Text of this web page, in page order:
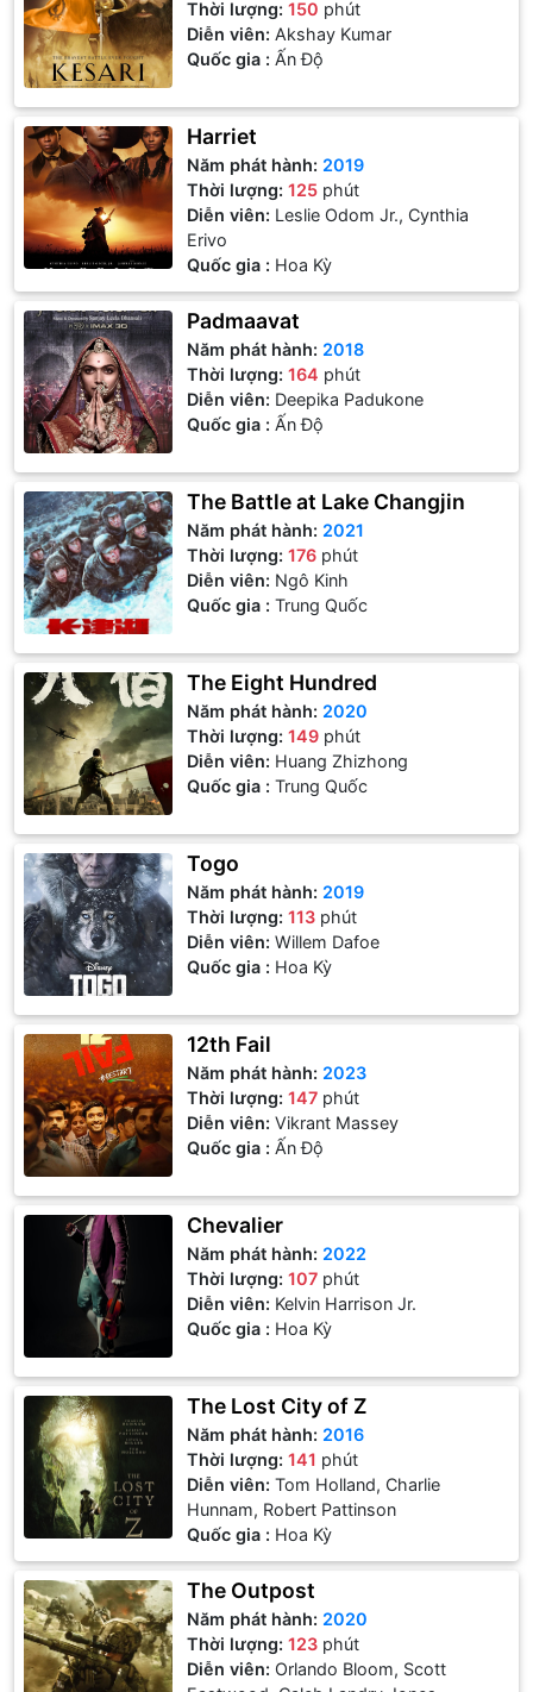
Thời lượng:150 phút
Diễn viên:Akshay Kumar
Quốc gia : Ấn Độ
Harriet
Năm phát hành: 2019
Thời lượng:125 phút
Diễn viên: Leslie Odom Jr., Cynthia
Erivo
Quốc gia : Hoa Kỳ
Padmaavat
Năm phát hành: 2018
Thời lượng:164 phút
Diễn viên: Deepika Padukone
Quốc gia : Ấn Độ
The Battle at Lake Changjin
Năm phát hành: 2021
Thời lượng:176 phút
Diễn viên: Ngô Kinh
Quốc gia : Trung Quốc
The Eight Hundred
Năm phát hành: 2020
Thời lượng:149 phút
Diễn viên: Huang Zhizhong
Quốc gia : Trung Quốc
Togo
Năm phát hành: 2019
Thời lượng:113 phút
Diễn viên:Willem Dafoe
Quốc gia : Hoa Kỳ
12th Fail
Năm phát hành: 2023
Thời lượng:147 phút
Diễn viên:Vikrant Massey
Quốc gia : Ấn Độ
Chevalier
Năm phát hành: 2022
Thời lượng:107 phút
Diễn viên: Kelvin Harrison Jr.
Quốc gia : Hoa Kỳ
The Lost City of Z
Năm phát hành: 2016
Thời lượng:141 phút
Diễn viên:Tom Holland, Charlie
Hunnam, Robert Pattinson
Quốc gia : Hoa Kỳ
The Outpost
Năm phát hành: 2020
Thời lượng:123 phút
Diễn viên:Orlando Bloom, Scott